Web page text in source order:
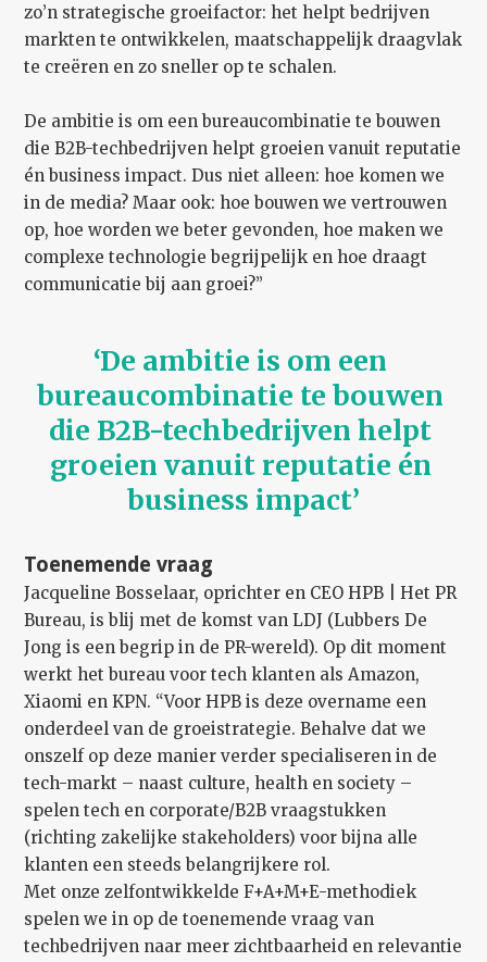
zo’n strategische groeifactor: het helpt bedrijven
markten te ontwikkelen, maatschappelijk draagvlak
te creëren en zo sneller op te schalen.
De ambitie is om een bureaucombinatie te bouwen
die B2B-techbedrijven helpt groeien vanuit reputatie
én business impact. Dus niet alleen: hoe komen we
in de media? Maar ook: hoe bouwen we vertrouwen
op, hoe worden we beter gevonden, hoe maken we
complexe technologie begrijpelijk en hoe draagt
communicatie bij aan groei?”
‘De ambitie is om een
bureaucombinatie te bouwen
die B2B-techbedrijven helpt
groeien vanuit reputatie én
business impact’
Toenemende vraag
Jacqueline Bosselaar, oprichter en CEO HPB | Het PR
Bureau, is blij met de komst van LDJ (Lubbers De
Jong is een begrip in de PR-wereld). Op dit moment
werkt het bureau voor tech klanten als Amazon,
Xiaomi en KPN. “Voor HPB is deze overname een
onderdeel van de groeistrategie. Behalve dat we
onszelf op deze manier verder specialiseren in de
tech-markt – naast culture, health en society –
spelen tech en corporate/B2B vraagstukken
(richting zakelijke stakeholders) voor bijna alle
klanten een steeds belangrijkere rol.
Met onze zelfontwikkelde F+A+M+E-methodiek
spelen we in op de toenemende vraag van
techbedrijven naar meer zichtbaarheid en relevantie